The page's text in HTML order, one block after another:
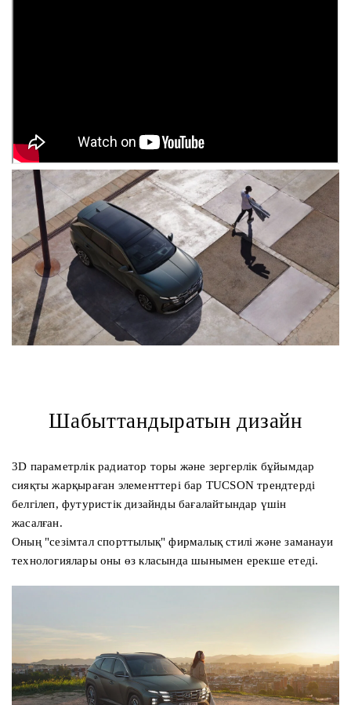
Шабыттандыратын дизайн
3D параметрлік радиатор торы және зергерлік бұйымдар
сияқты жарқыраған элементтері бар TUCSON трендтерді
белгілеп, футуристік дизайнды бағалайтындар үшін
жасалған.
Оның "сезімтал спорттылық" фирмалық стилі және заманауи
технологиялары оны өз класында шынымен ерекше етеді.